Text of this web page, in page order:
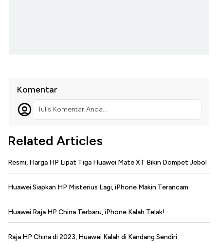
Komentar
Tulis Komentar Anda...
Related Articles
Resmi, Harga HP Lipat Tiga Huawei Mate XT Bikin Dompet Jebol
Huawei Siapkan HP Misterius Lagi, iPhone Makin Terancam
Huawei Raja HP China Terbaru, iPhone Kalah Telak!
Raja HP China di 2023, Huawei Kalah di Kandang Sendiri